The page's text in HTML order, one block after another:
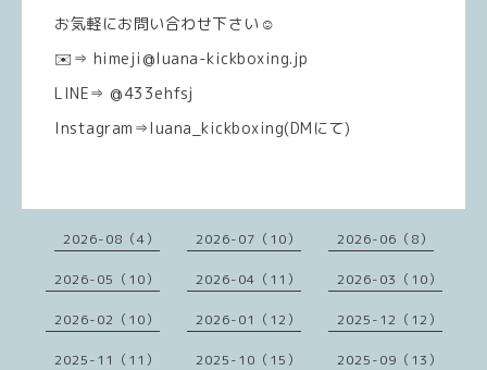
お気軽にお問い合わせ下さい☺️
✉️⇒ himeji@luana-kickboxing.jp
LINE⇒ @433ehfsj
Instagram⇒luana_kickboxing(DMにて)
2026-08（4） 2026-07（10） 2026-06（8）
2026-05（10） 2026-04（11） 2026-03（10）
2026-02（10） 2026-01（12） 2025-12（12）
2025-11（11） 2025-10（15） 2025-09（13）